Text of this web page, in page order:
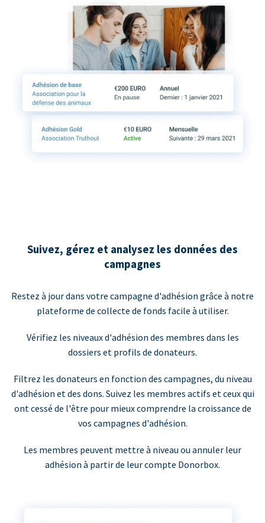
Suivez, gérez et analysez les données des
campagnes
Restez à jour dans votre campagne d'adhésion grâce à notre
plateforme de collecte de fonds facile à utiliser.
Vérifiez les niveaux d'adhésion des membres dans les
dossiers et profils de donateurs.
Filtrez les donateurs en fonction des campagnes, du niveau
d'adhésion et des dons. Suivez les membres actifs et ceux qui
ont cessé de l'être pour mieux comprendre la croissance de
vos campagnes d'adhésion.
Les membres peuvent mettre à niveau ou annuler leur
adhésion à partir de leur compte Donorbox.